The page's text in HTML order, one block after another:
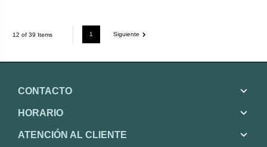
12 of 39 Items 1 Siguiente
CONTACTO
HORARIO
ATENCIÓN AL CLIENTE